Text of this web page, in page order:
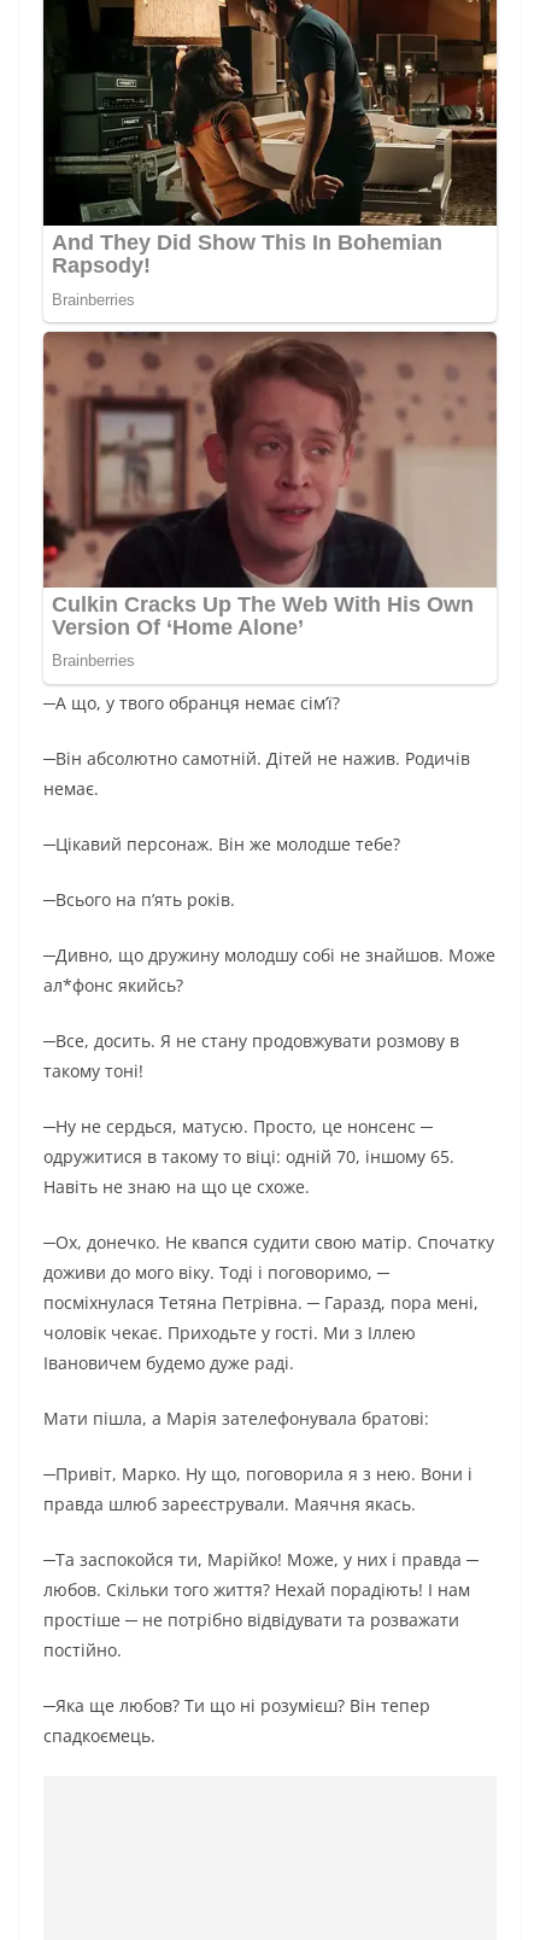
─А що, у твого обранця немає сім’ї?
─Він абсолютно самотній. Дітей не нажив. Родичів
немає.
─Цікавий персонаж. Він же молодше тебе?
─Всього на п’ять років.
─Дивно, що дружину молодшу собі не знайшов. Може
ал*фонс якийсь?
─Все, досить. Я не стану продовжувати розмову в
такому тоні!
─Ну не сердься, матусю. Просто, це нонсенс ─
одружитися в такому то віці: одній 70, іншому 65.
Навіть не знаю на що це схоже.
─Ох, донечко. Не квапся судити свою матір. Спочатку
доживи до мого віку. Тоді і поговоримо, ─
посміхнулася Тетяна Петрівна. ─ Гаразд, пора мені,
чоловік чекає. Приходьте у гості. Ми з Іллею
Івановичем будемо дуже раді.
Мати пішла, а Марія зателефонувала братові:
─Привіт, Марко. Ну що, поговорила я з нею. Вони і
правда шлюб зареєстрували. Маячня якась.
─Та заспокойся ти, Марійко! Може, у них і правда ─
любов. Скільки того життя? Нехай порадіють! І нам
простіше ─ не потрібно відвідувати та розважати
постійно.
─Яка ще любов? Ти що ні розумієш? Він тепер
спадкоємець.